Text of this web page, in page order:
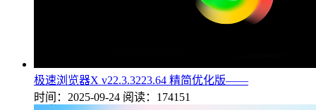
极速浏览器X v22.3.3223.64 精简优化版——
时间：2025-09-24 阅读：174151